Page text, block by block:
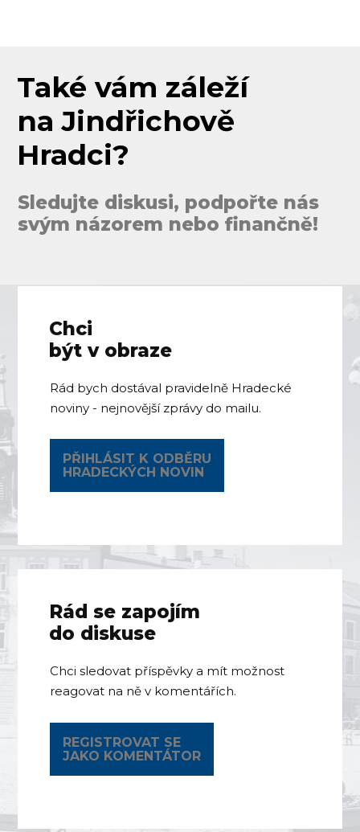
Také vám záleží
na Jindřichově
Hradci?
Sledujte diskusi, podpořte nás
svým názorem nebo finančně!
Chci
být v obraze
Rád bych dostával pravidelně Hradecké
noviny - nejnovější zprávy do mailu.
PŘIHLÁSIT K ODBĚRU
HRADECKÝCH NOVIN
Rád se zapojím
do diskuse
Chci sledovat příspěvky a mít možnost
reagovat na ně v komentářích.
REGISTROVAT SE
JAKO KOMENTÁTOR